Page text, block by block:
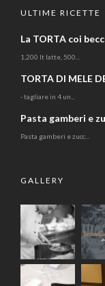
ULTIME RICETTE
La TORTA coi
1,200 lt latte, 500...
TORTA DI MELE
- tagliare in 4 un...
Pasta gamberi e
Pasta gamberi e zucc...
GALLERY